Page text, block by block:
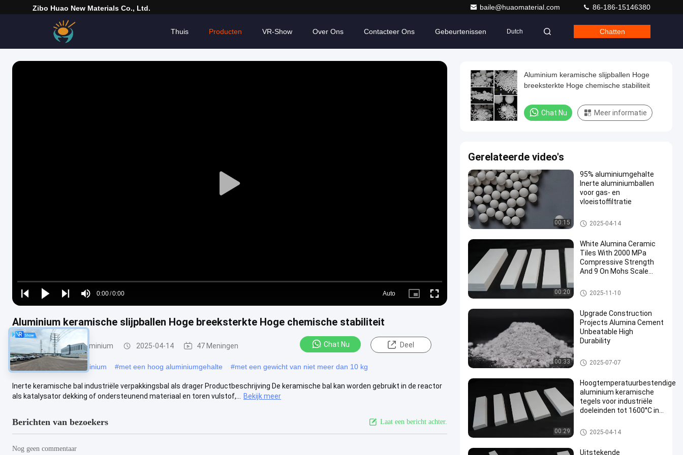
Zibo Huao New Materials Co., Ltd. baile@huaomaterial.com 86-186-15146380
Thuis Producten VR-Show Over Ons Contacteer Ons Gebeurtenissen Dutch Chatten
Play
Play
Play
Play
Mute
Time
0:00/0:00
Loaded:
0%
Auto
Picture- Fullscreen
Aluminium keramische slijpballen Hoge breeksterkte Hoge chemische stabiliteit
Inerte kogels van aluminium 2025-04-14 47 Meningen Chat Nu Deel
#Inerte kogels van aluminium #met een hoog aluminiumgehalte #met een gewicht van niet meer dan 10 kg
Inerte keramische bal industriële verpakkingsbal als drager Productbeschrijving De keramische bal kan worden gebruikt in de reactor
als katalysator dekking of ondersteunend materiaal en toren vulstof,...
Bekijk meer
Berichten van bezoekers Laat een bericht achter.
Nog geen commentaar
Aluminium keramische slijpballen Hoge
breeksterkte Hoge chemische stabiliteit
Chat Nu Meer informatie
Gerelateerde video's
00:15
95% aluminiumgehalte
Inerte aluminiumballen
voor gas- en
vloeistoffiltratie
Inerte kogels van aluminium
2025-04-14
00:20
White Alumina Ceramic
Tiles With 2000 MPa
Compressive Strength
And 9 On Mohs Scale
And Chemical Processing
Equipment
Aluminium keramische tegels
2025-11-10
00:33
Upgrade Construction
Projects Alumina Cement
Unbeatable High
Durability
Aluminium keramische tegels
2025-07-07
00:29
Hoogtemperatuurbestendige
aluminium keramische
tegels voor industriële
doeleinden tot 1600°C in
Aluminium keramische tegels
2025-04-14
Uitstekende